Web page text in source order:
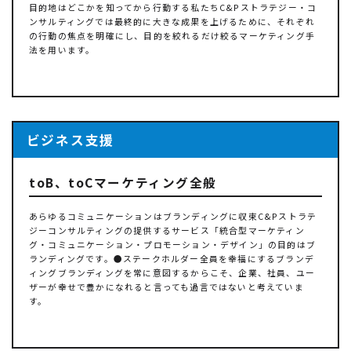
目的地はどこかを知ってから行動する私たちC&Pストラテジー・コ
ンサルティングでは最終的に大きな成果を上げるために、それぞれ
の行動の焦点を明確にし、目的を絞れるだけ絞るマーケティング手
法を用います。
ビジネス支援
toB、toCマーケティング全般
あらゆるコミュニケーションはブランディングに収束C&Pストラテ
ジーコンサルティングの提供するサービス「統合型マーケティン
グ・コミュニケーション・プロモーション・デザイン」の目的はブ
ランディングです。●ステークホルダー全員を幸福にするブランデ
ィングブランディングを常に意図するからこそ、企業、社員、ユー
ザーが幸せで豊かになれると言っても過言ではないと考えていま
す。